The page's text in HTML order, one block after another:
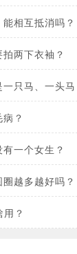
相互抵消吗？
两下衣袖？
只马、一头马
？
一个女生？
越多越好吗？
？